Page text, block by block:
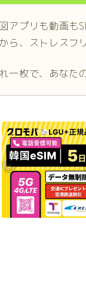
アプリも動画も
ら、ストレスフ
一枚で、あなた